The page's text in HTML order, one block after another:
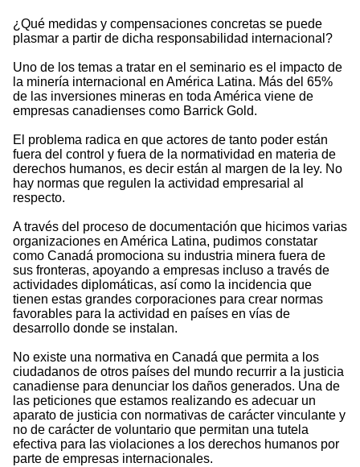
¿Qué medidas y compensaciones concretas se puede
plasmar a partir de dicha responsabilidad internacional?
Uno de los temas a tratar en el seminario es el impacto de
la minería internacional en América Latina. Más del 65%
de las inversiones mineras en toda América viene de
empresas canadienses como Barrick Gold.
El problema radica en que actores de tanto poder están
fuera del control y fuera de la normatividad en materia de
derechos humanos, es decir están al margen de la ley. No
hay normas que regulen la actividad empresarial al
respecto.
A través del proceso de documentación que hicimos varias
organizaciones en América Latina, pudimos constatar
como Canadá promociona su industria minera fuera de
sus fronteras, apoyando a empresas incluso a través de
actividades diplomáticas, así como la incidencia que
tienen estas grandes corporaciones para crear normas
favorables para la actividad en países en vías de
desarrollo donde se instalan.
No existe una normativa en Canadá que permita a los
ciudadanos de otros países del mundo recurrir a la justicia
canadiense para denunciar los daños generados. Una de
las peticiones que estamos realizando es adecuar un
aparato de justicia con normativas de carácter vinculante y
no de carácter de voluntario que permitan una tutela
efectiva para las violaciones a los derechos humanos por
parte de empresas internacionales.